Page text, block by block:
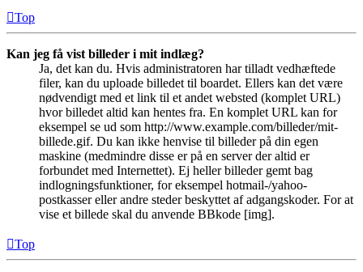
Top
Kan jeg få vist billeder i mit indlæg?
Ja, det kan du. Hvis administratoren har tilladt vedhæftede
filer, kan du uploade billedet til boardet. Ellers kan det være
nødvendigt med et link til et andet websted (komplet URL)
hvor billedet altid kan hentes fra. En komplet URL kan for
eksempel se ud som http://www.example.com/billeder/mit-
billede.gif. Du kan ikke henvise til billeder på din egen
maskine (medmindre disse er på en server der altid er
forbundet med Internettet). Ej heller billeder gemt bag
indlogningsfunktioner, for eksempel hotmail-/yahoo-
postkasser eller andre steder beskyttet af adgangskoder. For at
vise et billede skal du anvende BBkode [img].
Top